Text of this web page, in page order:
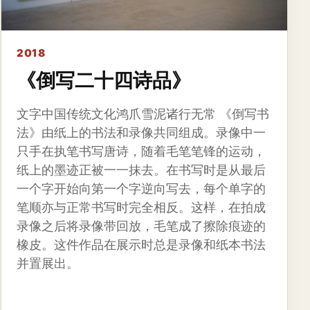
2018
《倒写二十四诗品》
文字中国传统文化鸿爪雪泥诸行无常 《倒写书
法》由纸上的书法和录像共同组成。录像中一
只手在执笔书写唐诗，随着毛笔笔锋的运动，
纸上的墨迹正被一一抹去。在书写时是从最后
一个字开始向第一个字逆向写去，每个单字的
笔顺亦与正常书写时完全相反。这样，在拍成
录像之后将录像带回放，毛笔成了擦除痕迹的
橡皮。这件作品在展示时总是录像和纸本书法
并置展出。